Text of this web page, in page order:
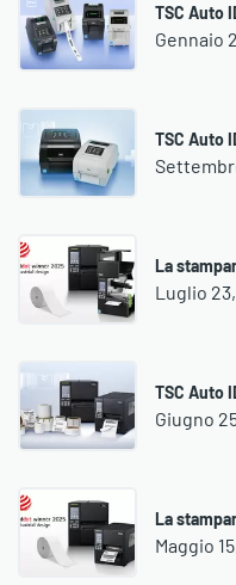
TSC Auto
Gennaio
TSC Auto
La
Luglio
TSC Auto
Giugno
La
Maggio